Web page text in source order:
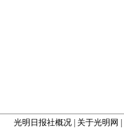
光明日报社概况 关于光明网